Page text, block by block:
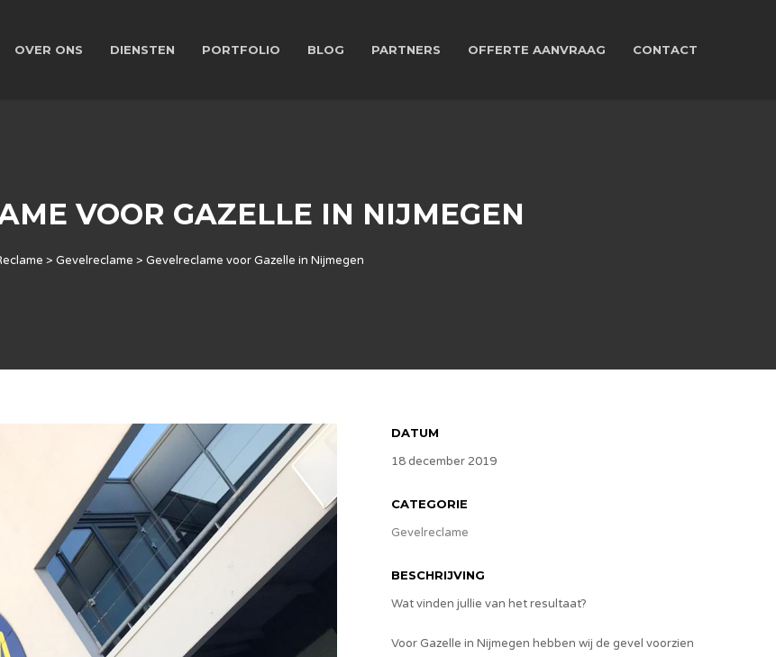
OVER ONS DIENSTEN PORTFOLIO BLOG PARTNERS OFFERTE AANVRAAG CONTACT
VOOR GAZELLE IN NIJMEGEN
> Gevelreclame > Gevelreclame voor Gazelle in Nijmegen
DATUM
18 december 2019
CATEGORIE
Gevelreclame
BESCHRIJVING
Wat vinden jullie van het resultaat?
Voor Gazelle in Nijmegen hebben wij de gevel voorzien